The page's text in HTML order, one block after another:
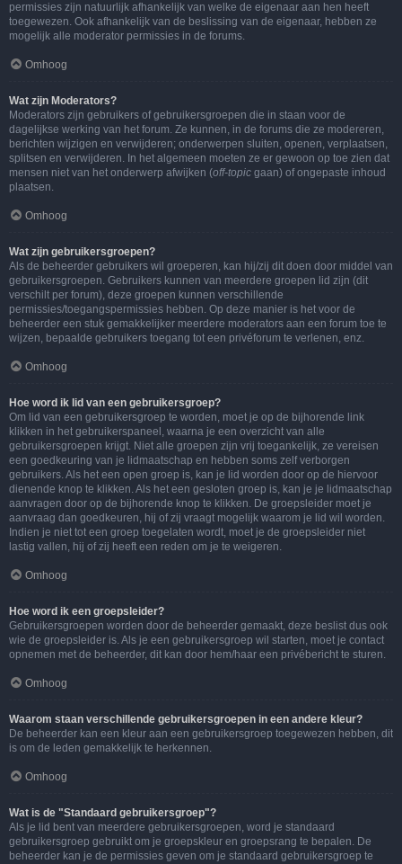
permissies zijn natuurlijk afhankelijk van welke de eigenaar aan hen heeft
toegewezen. Ook afhankelijk van de beslissing van de eigenaar, hebben ze
mogelijk alle moderator permissies in de forums.
Omhoog
Wat zijn Moderators?
Moderators zijn gebruikers of gebruikersgroepen die in staan voor de
dagelijkse werking van het forum. Ze kunnen, in de forums die ze modereren,
berichten wijzigen en verwijderen; onderwerpen sluiten, openen, verplaatsen,
splitsen en verwijderen. In het algemeen moeten ze er gewoon op toe zien dat
mensen niet van het onderwerp afwijken (off-topic gaan) of ongepaste inhoud
plaatsen.
Omhoog
Wat zijn gebruikersgroepen?
Als de beheerder gebruikers wil groeperen, kan hij/zij dit doen door middel van
gebruikersgroepen. Gebruikers kunnen van meerdere groepen lid zijn (dit
verschilt per forum), deze groepen kunnen verschillende
permissies/toegangspermissies hebben. Op deze manier is het voor de
beheerder een stuk gemakkelijker meerdere moderators aan een forum toe te
wijzen, bepaalde gebruikers toegang tot een privéforum te verlenen, enz.
Omhoog
Hoe word ik lid van een gebruikersgroep?
Om lid van een gebruikersgroep te worden, moet je op de bijhorende link
klikken in het gebruikerspaneel, waarna je een overzicht van alle
gebruikersgroepen krijgt. Niet alle groepen zijn vrij toegankelijk, ze vereisen
een goedkeuring van je lidmaatschap en hebben soms zelf verborgen
gebruikers. Als het een open groep is, kan je lid worden door op de hiervoor
dienende knop te klikken. Als het een gesloten groep is, kan je je lidmaatschap
aanvragen door op de bijhorende knop te klikken. De groepsleider moet je
aanvraag dan goedkeuren, hij of zij vraagt mogelijk waarom je lid wil worden.
Indien je niet tot een groep toegelaten wordt, moet je de groepsleider niet
lastig vallen, hij of zij heeft een reden om je te weigeren.
Omhoog
Hoe word ik een groepsleider?
Gebruikersgroepen worden door de beheerder gemaakt, deze beslist dus ook
wie de groepsleider is. Als je een gebruikersgroep wil starten, moet je contact
opnemen met de beheerder, dit kan door hem/haar een privébericht te sturen.
Omhoog
Waarom staan verschillende gebruikersgroepen in een andere kleur?
De beheerder kan een kleur aan een gebruikersgroep toegewezen hebben, dit
is om de leden gemakkelijk te herkennen.
Omhoog
Wat is de "Standaard gebruikersgroep"?
Als je lid bent van meerdere gebruikersgroepen, word je standaard
gebruikersgroep gebruikt om je groepskleur en groepsrang te bepalen. De
beheerder kan je de permissies geven om je standaard gebruikersgroep te